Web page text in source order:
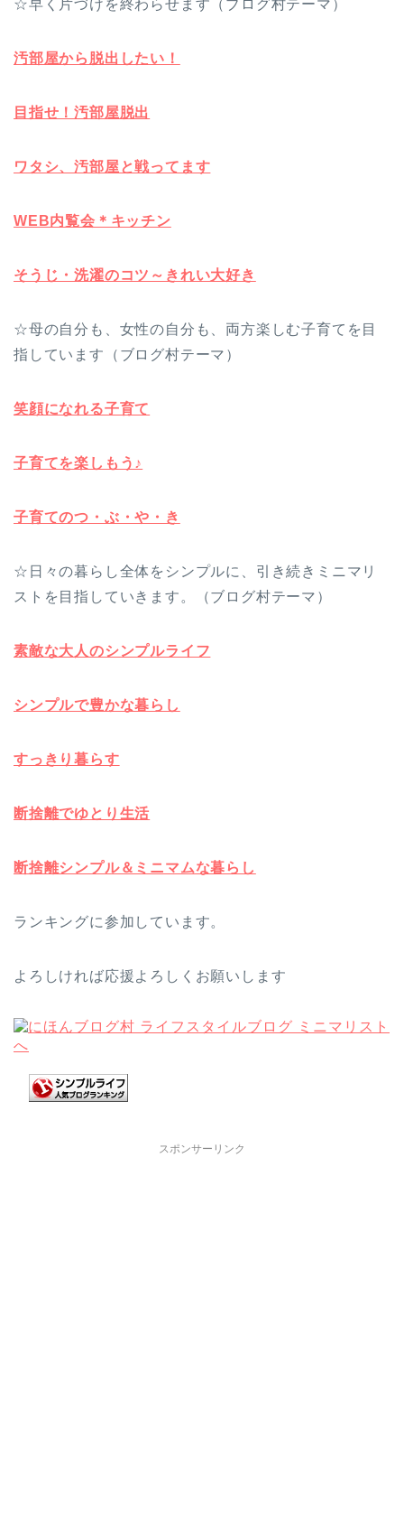
☆早く片づけを終わらせます（ブログ村テーマ）
汚部屋から脱出したい！
目指せ！汚部屋脱出
ワタシ、汚部屋と戦ってます
WEB内覧会＊キッチン
そうじ・洗濯のコツ～きれい大好き
☆母の自分も、女性の自分も、両方楽しむ子育てを目
指しています（ブログ村テーマ）
笑顔になれる子育て
子育てを楽しもう♪
子育てのつ・ぶ・や・き
☆日々の暮らし全体をシンプルに、引き続きミニマリ
ストを目指していきます。（ブログ村テーマ）
素敵な大人のシンプルライフ
シンプルで豊かな暮らし
すっきり暮らす
断捨離でゆとり生活
断捨離シンプル＆ミニマムな暮らし
ランキングに参加しています。
よろしければ応援よろしくお願いします
スポンサーリンク